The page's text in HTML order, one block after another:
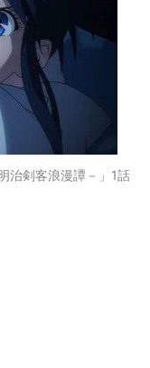
治剣客浪漫譚－」1話